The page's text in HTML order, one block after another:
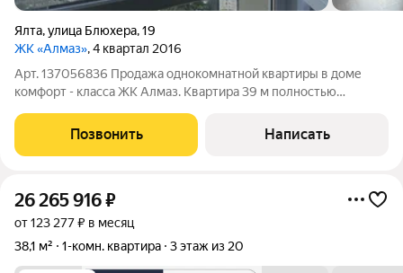
Ялта,улица Блюхера,19
ЖК «Алмаз», 4 квартал 2016
Арт. 137056836 Продажа однокомнатной квартиры в доме
комфорт - класса ЖК Алмаз. Квартира 39 м полностью
квартире: раскладной диван в кухне-гостиной, стиральная
машина, электрический духовой шкаф,
Позвонить Написать
26 265 916₽
от 123 277 ₽ в месяц
38,1 м²
1-комн. квартира 3 этаж из 20